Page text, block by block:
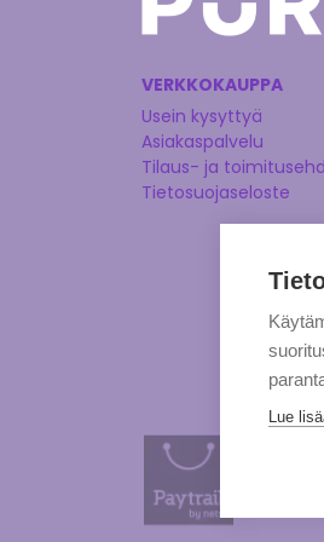
VERKKOKAUPPA
Usein kysyttyä
Asiakaspalvelu
Tilaus- ja
Tietosuojaseloste
Lue